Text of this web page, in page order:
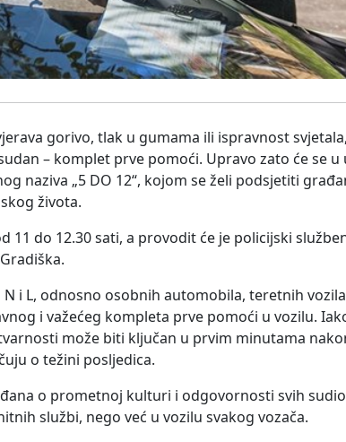
gorivo, tlak u gumama ili ispravnost
– komplet prve pomoći. Upravo zato će se u
naziva „5 DO 12“, kojom se želi podsjetiti
života.
do 12.30 sati, a provodit će je policijski
i L, odnosno osobnih automobila, teretnih
i važećeg kompleta prve pomoći u vozilu.
može biti ključan u prvim minutama
o težini posljedica.
o prometnoj kulturi i odgovornosti svih
službi, nego već u vozilu svakog vozača.